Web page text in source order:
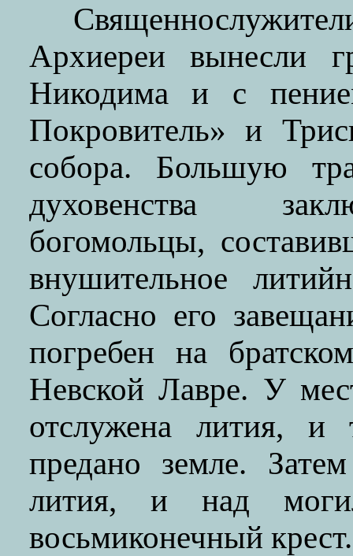
Архиереи вынесли
Никодима и с
Покровитель» и
собора. Большую
духовенства
богомольцы,
внушительное
Согласно его
погребен на
Невской Лавре. У
отслужена лития, и
предано земле.
лития, и над
восьмиконечный крест.